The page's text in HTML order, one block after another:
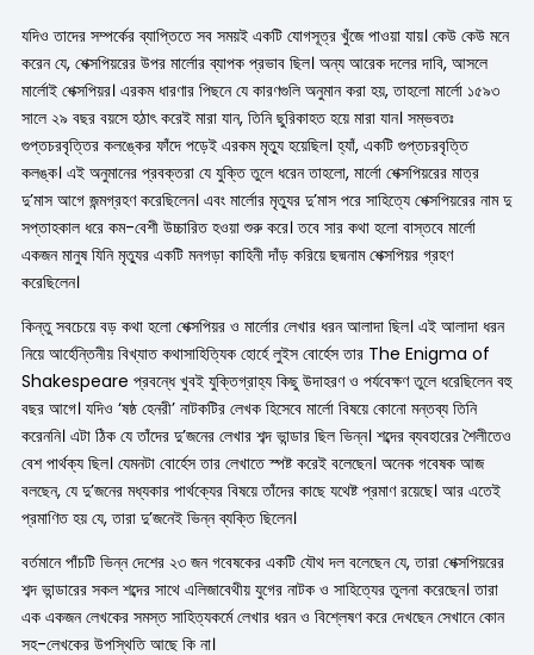
যদিও তাদের সম্পর্কের ব্যাপ্তিতে সব সময়ই একটি যোগসূত্র খুঁজে পাওয়া যায়। কেউ কেউ মনে
করেন যে, শেক্সপিয়রের উপর মার্লোর ব্যাপক প্রভাব ছিল। অন্য আরেক দলের দাবি, আসলে
মার্লোই শেক্সপিয়র। এরকম ধারণার পিছনে যে কারণগুলি অনুমান করা হয়, তাহলো মার্লো ১৫৯৩
সালে ২৯ বছর বয়সে হঠাৎ করেই মারা যান, তিনি ছুরিকাহত হয়ে মারা যান। সম্ভবতঃ
গুপ্তচরবৃত্তির কলঙ্কের ফাঁদে পড়েই এরকম মৃত্যু হয়েছিল। হ্যাঁ, একটি গুপ্তচরবৃত্তি
কলঙ্ক। এই অনুমানের প্রবক্তরা যে যুক্তি তুলে ধরেন তাহলো, মার্লো শেক্সপিয়রের মাত্র
দু’মাস আগে জন্মগ্রহণ করেছিলেন। এবং মার্লোর মৃত্যুর দু’মাস পরে সাহিত্যে শেক্সপিয়রের নাম দু
সপ্তাহকাল ধরে কম-বেশী উচ্চারিত হওয়া শুরু করে। তবে সার কথা হলো বাস্তবে মার্লো
একজন মানুষ যিনি মৃত্যুর একটি মনগড়া কাহিনী দাঁড় করিয়ে ছদ্মনাম শেক্সপিয়র গ্রহণ
করেছিলেন।
কিন্তু সবচেয়ে বড় কথা হলো শেক্সপিয়র ও মার্লোর লেখার ধরন আলাদা ছিল। এই আলাদা ধরন
নিয়ে আর্হেন্তিনীয় বিখ্যাত কথাসাহিত্যিক হোর্হে লুইস বোর্হেস তার The Enigma of
Shakespeare প্রবন্ধে খুবই যুক্তিগ্রাহ্য কিছু উদাহরণ ও পর্যবেক্ষণ তুলে ধরেছিলেন বহু
বছর আগে। যদিও ‘ষষ্ঠ হেনরী’ নাটকটির লেখক হিসেবে মার্লো বিষয়ে কোনো মন্তব্য তিনি
করেননি। এটা ঠিক যে তাঁদের দু’জনের লেখার শব্দ ভান্ডার ছিল ভিন্ন। শব্দের ব্যবহারের শৈলীতেও
বেশ পার্থক্য ছিল। যেমনটা বোর্হেস তার লেখাতে স্পষ্ট করেই বলেছেন। অনেক গবেষক আজ
বলছেন, যে দু’জনের মধ্যকার পার্থক্যের বিষয়ে তাঁদের কাছে যথেষ্ট প্রমাণ রয়েছে। আর এতেই
প্রমাণিত হয় যে, তারা দু’জনেই ভিন্ন ব্যক্তি ছিলেন।
বর্তমানে পাঁচটি ভিন্ন দেশের ২৩ জন গবেষকের একটি যৌথ দল বলেছেন যে, তারা শেক্সপিয়রের
শব্দ ভান্ডারের সকল শব্দের সাথে এলিজাবেথীয় যুগের নাটক ও সাহিত্যের তুলনা করেছেন। তারা
এক একজন লেখকের সমস্ত সাহিত্যকর্মে লেখার ধরন ও বিশ্লেষণ করে দেখছেন সেখানে কোন
সহ-লেখকের উপস্থিতি আছে কি না।